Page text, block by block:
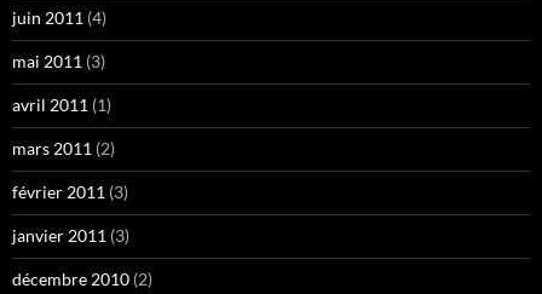
juin 2011 (4)
mai 2011 (3)
avril 2011 (1)
mars 2011 (2)
février 2011 (3)
janvier 2011 (3)
décembre 2010 (2)